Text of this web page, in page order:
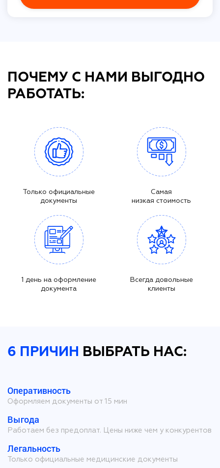
ПОЧЕМУ С НАМИ ВЫГОДНО
РАБОТАТЬ:
Только официальные
документы
Самая
низкая стоимость
1 день на оформление
документа
Всегда довольные
клиенты
6 ПРИЧИН ВЫБРАТЬ НАС:
Оперативность
Оформляем документы от 15 мин
Выгода
Работаем без предоплат. Цены ниже чем у конкурентов
Легальность
Только официальные медицинские документы